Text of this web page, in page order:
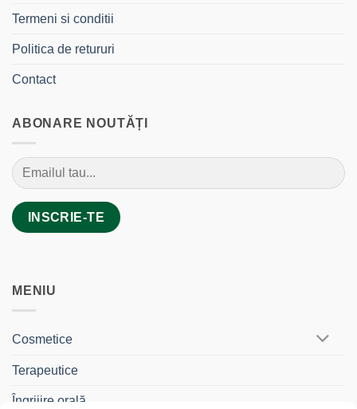
Termeni si conditii
Politica de retururi
Contact
ABONARE NOUTĂȚI
MENIU
Cosmetice
Terapeutice
Îngrijire orală